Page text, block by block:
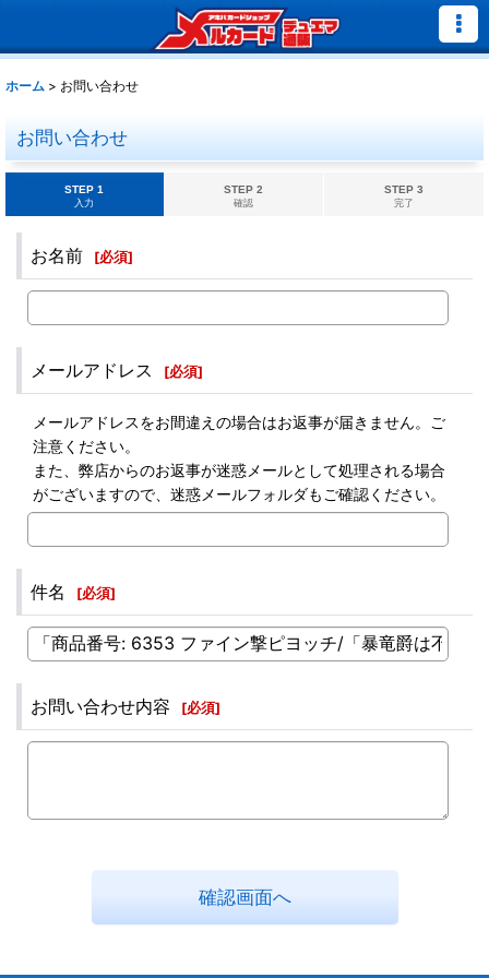
ホーム > お問い合わせ
お問い合わせ
STEP 1
入力
STEP 2
確認
STEP 3
完了
お名前 [必須]
メールアドレス [必須]
メールアドレスをお間違えの場合はお返事が届きません。ご
注意ください。
また、弊店からのお返事が迷惑メールとして処理される場合
がございますので、迷惑メールフォルダもご確認ください。
件名 [必須]
お問い合わせ内容 [必須]
確認画面へ